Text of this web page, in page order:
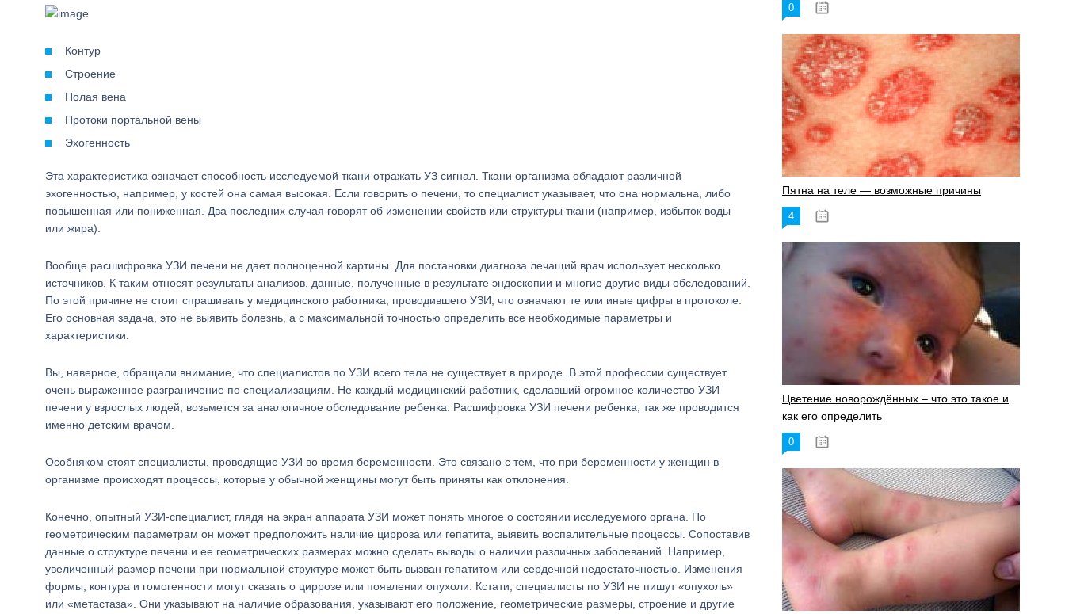
Контур
Строение
Полая вена
Протоки портальной вены
Эхогенность
Эта характеристика означает способность исследуемой ткани отражать УЗ сигнал. Ткани организма обладают различной
эхогенностью, например, у костей она самая высокая. Если говорить о печени, то специалист указывает, что она нормальна, либо
повышенная или пониженная. Два последних случая говорят об изменении свойств или структуры ткани (например, избыток воды
или жира).
Вообще расшифровка УЗИ печени не дает полноценной картины. Для постановки диагноза лечащий врач использует несколько
источников. К таким относят результаты анализов, данные, полученные в результате эндоскопии и многие другие виды обследований.
По этой причине не стоит спрашивать у медицинского работника, проводившего УЗИ, что означают те или иные цифры в протоколе.
Его основная задача, это не выявить болезнь, а с максимальной точностью определить все необходимые параметры и
характеристики.
Вы, наверное, обращали внимание, что специалистов по УЗИ всего тела не существует в природе. В этой профессии существует
очень выраженное разграничение по специализациям. Не каждый медицинский работник, сделавший огромное количество УЗИ
печени у взрослых людей, возьмется за аналогичное обследование ребенка. Расшифровка УЗИ печени ребенка, так же проводится
именно детским врачом.
Особняком стоят специалисты, проводящие УЗИ во время беременности. Это связано с тем, что при беременности у женщин в
организме происходят процессы, которые у обычной женщины могут быть приняты как отклонения.
Конечно, опытный УЗИ-специалист, глядя на экран аппарата УЗИ может понять многое о состоянии исследуемого органа. По
геометрическим параметрам он может предположить наличие цирроза или гепатита, выявить воспалительные процессы. Сопоставив
данные о структуре печени и ее геометрических размерах можно сделать выводы о наличии различных заболеваний. Например,
увеличенный размер печени при нормальной структуре может быть вызван гепатитом или сердечной недостаточностью. Изменения
формы, контура и гомогенности могут сказать о циррозе или появлении опухоли. Кстати, специалисты по УЗИ не пишут «опухоль»
или «метастаза». Они указывают на наличие образования, указывают его положение, геометрические размеры, строение и другие
0
Пятна на теле — возможные причины
4
Цветение новорождённых – что это такое и
как его определить
0